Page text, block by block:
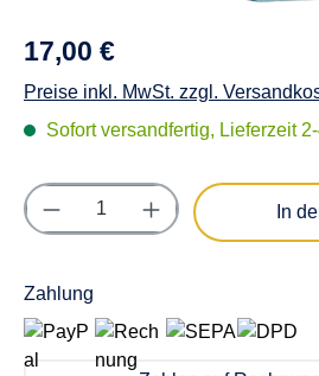
17,00 €
Preise inkl. MwSt. zzgl.
Sofort versandfertig, Lieferzeit
Produkt Anzahl: Gib den
In
Zahlung